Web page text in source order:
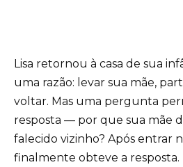
Lisa retornou à casa de sua
uma razão: levar sua mãe,
voltar. Mas uma pergunta
resposta — por que sua mãe
falecido vizinho? Após entrar
finalmente obteve a resposta.